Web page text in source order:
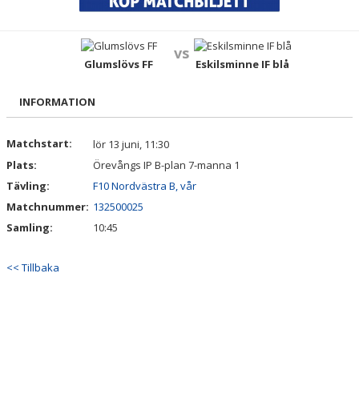
BILDGALLERI
KONTAKT
Glumslövs FF
vs
Eskilsminne IF blå
INFORMATION
Matchstart:
lör 13 juni, 11:30
Plats:
Örevångs IP B-plan 7-manna 1
Tävling:
F10 Nordvästra B, vår
Matchnummer: 132500025
Samling:
10:45
<< Tillbaka